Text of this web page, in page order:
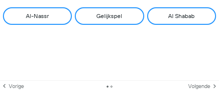
Al-Nassr Gelijkspel Al Shabab
Vorige Volgende